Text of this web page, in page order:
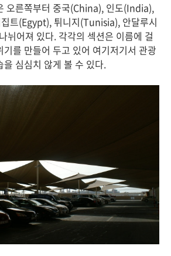
오른쪽부터 중국(China), 인도(India),
트(Egypt), 튀니지(Tunisia), 안달루시
뉘어져 있다. 각각의 섹션은 이름에 걸
를 만들어 두고 있어 여기저기서 관광
심심치 않게 볼 수 있다.